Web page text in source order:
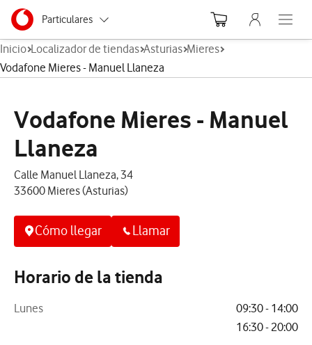
Ir a la pagina principal de vodafone.es
Menu navegación Segmento
Particulares
Autónomos
Grandes empresas
Menu
Abre el
Inicio Localizador de tiendas Asturias Mieres
Vodafone Mieres - Manuel Llaneza
Vodafone Mieres - Manuel
Llaneza
Calle Manuel Llaneza, 34
33600 Mieres (Asturias)
Cómo llegar Llamar
Horario de la tienda
Lunes
09:30 - 14:00
16:30 - 20:00